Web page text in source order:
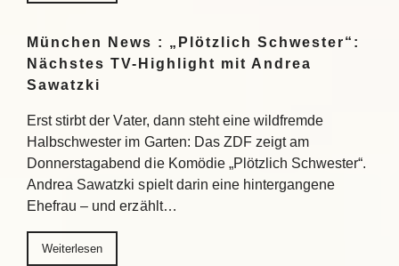
München News : „Plötzlich Schwester“:
Nächstes TV-Highlight mit Andrea
Sawatzki
Erst stirbt der Vater, dann steht eine wildfremde
Halbschwester im Garten: Das ZDF zeigt am
Donnerstagabend die Komödie „Plötzlich Schwester“.
Andrea Sawatzki spielt darin eine hintergangene
Ehefrau – und erzählt…
Weiterlesen